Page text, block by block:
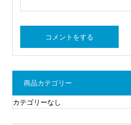
商品カテゴリー
カテゴリーなし